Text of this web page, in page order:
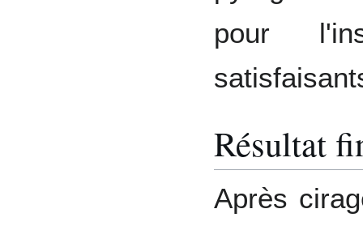
pour
Résultat
Après